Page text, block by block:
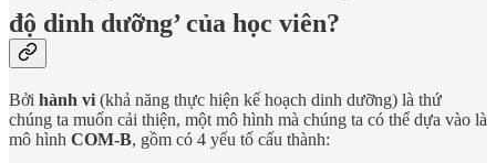
độ dinh dưỡng’ của học viên?
Bởi hành vi (khả năng thực hiện kế hoạch dinh dưỡng) là thứ
chúng ta muốn cải thiện, một mô hình mà chúng ta có thể dựa vào là
mô hình COM-B, gồm có 4 yếu tố cấu thành: